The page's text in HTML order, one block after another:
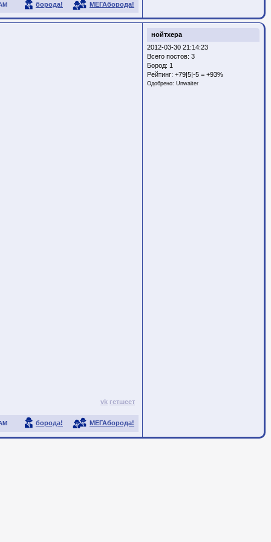
борода! МЕГАборода!
нойтхера
2012-03-30 21:14:23
Всего постов: 3
Бород: 1
Рейтинг: +79|5|-5 = +93%
Одобрено: Unwaiter
vk гетшеет
борода! МЕГАборода!